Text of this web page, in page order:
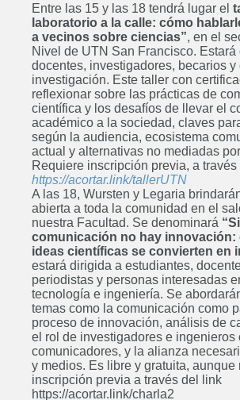
Entre las 15 y las 18 tendrá lugar el
laboratorio a la calle: cómo
a vecinos sobre ciencias”, en el
Nivel de UTN San Francisco. Estará
docentes, investigadores, becarios y
investigación. Este taller con
reflexionar sobre las prácticas de
científica y los desafíos de llevar el
académico a la sociedad, claves
según la audiencia, ecosistema
actual y alternativas no mediadas
Requiere inscripción previa, a
https://acortar.link/tallerUTN
A las 18, Wursten y Legaria
abierta a toda la comunidad en el
nuestra Facultad. Se denominará
comunicación no hay innovación:
ideas científicas se convierten en
estará dirigida a estudiantes,
periodistas y personas interesadas
tecnología e ingeniería. Se
temas como la comunicación como
proceso de innovación, análisis de
el rol de investigadores e ingenieros
comunicadores, y la alianza
y medios. Es libre y gratuita, aunque
inscripción previa a través del link
https://acortar.link/charla2